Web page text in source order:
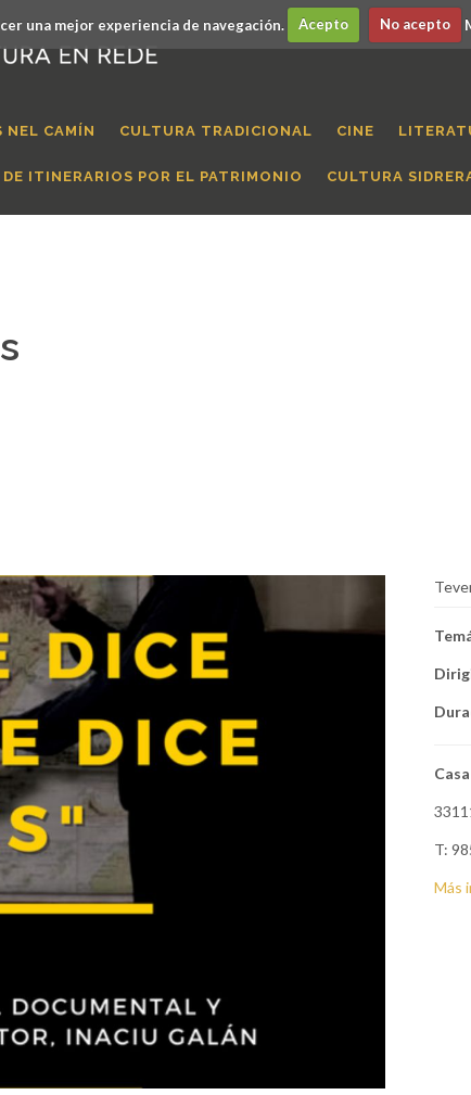
una mejor experiencia de navegación. Acepto No acepto
NEL CAMÍN CULTURA TRADICIONAL CINE
DE ITINERARIOS POR EL PATRIMONIO CULTURA
T:
Más